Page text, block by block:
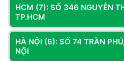
HCM (7): SỐ 346 NGUYỄN
TP.HCM
HÀ NỘI (6): SỐ 74 TRẦN
NỘI